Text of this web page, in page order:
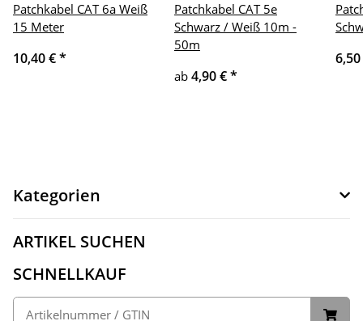
Patchkabel CAT 6a Weiß
15 Meter
10,40 €*
Patchkabel CAT 5e
Schwarz / Weiß 10m -
50m
ab 4,90 €*
Kategorien
ARTIKEL SUCHEN
SCHNELLKAUF